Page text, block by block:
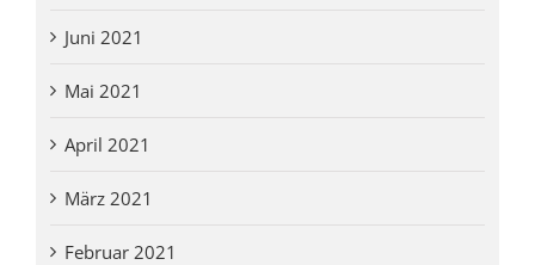
Juni 2021
Mai 2021
April 2021
März 2021
Februar 2021